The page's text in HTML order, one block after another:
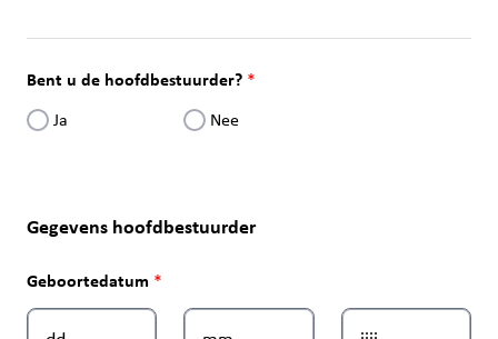
Bent u de hoofdbestuurder?
Ja Nee
Gegevens hoofdbestuurder
Geboortedatum